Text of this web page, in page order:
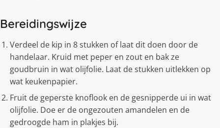
Bereidingswijze
Verdeel de kip in 8 stukken of laat dit doen door de
handelaar. Kruid met peper en zout en bak ze
goudbruin in wat olijfolie. Laat de stukken uitlekken op
wat keukenpapier.
Fruit de geperste knoflook en de gesnipperde ui in wat
olijfolie. Doe er de ongezouten amandelen en de
gedroogde ham in plakjes bij.